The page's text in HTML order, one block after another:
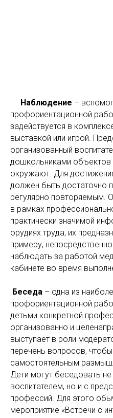
Наблюдение –
профориентационной
задействуется в
выставкой или игрой.
организованный
дошкольниками объектов
окружают. Для
должен быть достаточно
регулярно повторяемым.
в рамках
практически значимой
орудиях труда, их
примеру,
наблюдать за работой
кабинете во время
Беседа – одна из
профориентационной
детьми конкретной
организованно и
выступает в роли
перечень вопросов,
самостоятельным
Дети могут беседовать
воспитателем, но и с
профессий. Для этого
мероприятие «Встречи с